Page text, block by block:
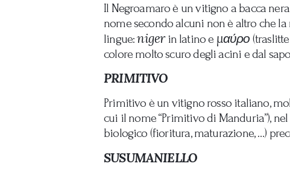
Il Negroamaro è un vitigno a bacca
nome secondo alcuni non è altro che
lingue:nigerin latino e μαύρο
colore molto scuro degli acini e dal
PRIMITIVO
Primitivo è un vitigno rosso italiano,
cui il nome “Primitivo di Manduria”),
biologico (fioritura, maturazione, …)
SUSUMANIELLO